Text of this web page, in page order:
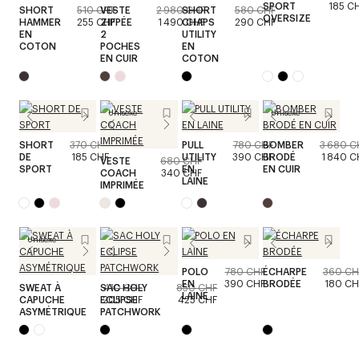
SHORT
HAMMER
EN
COTON
510 CHF
255 CHF
VESTE
ZIPPÉE
2
POCHES
EN CUIR
2 980 CHF
1 490 CHF
SHORT
CHAPS
UTILITY
EN
COTON
580 CHF
290 CHF
SPORT
OVERSIZE
185
SHORT
DE
SPORT
370 CHF
185 CHF
Unisexe
VESTE
COACH
IMPRIMÉE
680 CHF
340 CHF
PULL
UTILITY
EN
LAINE
780 CHF
390 CHF
Unisexe
BOMBER
BRODÉ
EN CUIR
3 680
1 840
Unisexe
SWEAT À
CAPUCHE
ASYMÉTRIQUE
410 CHF
205 CHF
SAC HOLY
ECLIPSE
PATCHWORK
850 CHF
425 CHF
POLO
EN
LAINE
780 CHF
390 CHF
ÉCHARPE
BRODÉE
360
180